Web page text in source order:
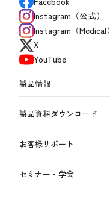
Instagram（公式）
Instagram（Medical）
X
YouTube
製品情報
製品資料ダウンロード
お客様サポート
セミナー・学会